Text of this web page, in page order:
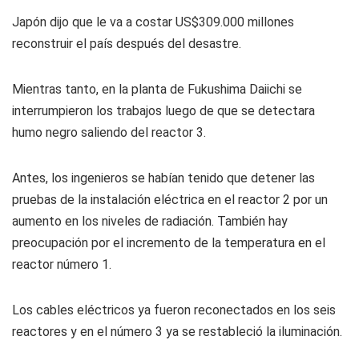
Japón dijo que le va a costar US$309.000 millones
reconstruir el país después del desastre.
Mientras tanto, en la planta de Fukushima Daiichi se
interrumpieron los trabajos luego de que se detectara
humo negro saliendo del reactor 3.
Antes, los ingenieros se habían tenido que detener las
pruebas de la instalación eléctrica en el reactor 2 por un
aumento en los niveles de radiación. También hay
preocupación por el incremento de la temperatura en el
reactor número 1.
Los cables eléctricos ya fueron reconectados en los seis
reactores y en el número 3 ya se restableció la iluminación.